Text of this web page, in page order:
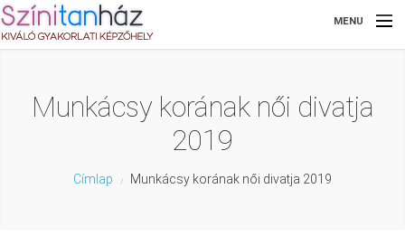
Ugrás a tartalomra
MENU
A Színitanházról
Munkácsy korának női divatja
2019
Jelenlegi hely
Címlap Munkácsy korának női divatja 2019